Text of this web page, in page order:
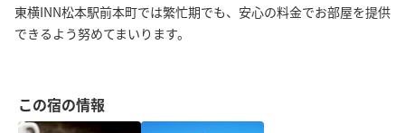
東横INN松本駅前本町では繁忙期でも、安心の料金でお部屋を提供
できるよう努めてまいります。
この宿の情報